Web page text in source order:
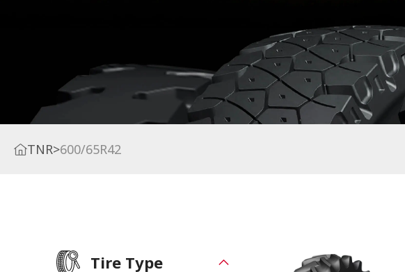
TNR>600/65R42
Tire Type